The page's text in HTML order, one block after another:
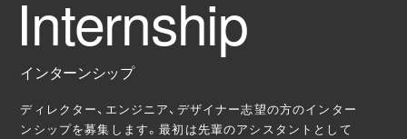
インターンシップ
ディレクター、エンジニア、デザイナー志望の方のインター
ンシップを募集します。最初は先輩のアシスタントとして